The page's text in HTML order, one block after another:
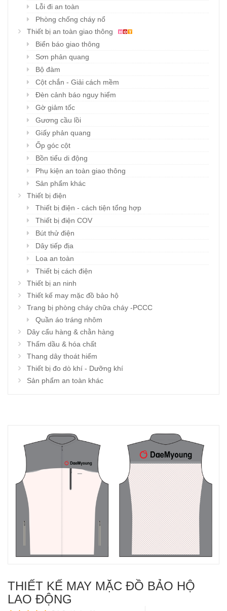
Lỗi đi an toàn
Phòng chống cháy nổ
Thiết bị an toàn giao thông
Biển báo giao thông
Sơn phản quang
Bộ đàm
Cột chắn - Giải cách mềm
Đèn cảnh báo nguy hiểm
Gờ giảm tốc
Gương cầu lồi
Giấy phản quang
Ốp góc cột
Bồn tiểu di động
Phụ kiện an toàn giao thông
Sản phẩm khác
Thiết bị điện
Thiết bị điện - cách tiện tổng hợp
Thiết bị điện COV
Bút thử điện
Dây tiếp địa
Loa an toàn
Thiết bị cách điện
Thiết bị an ninh
Thiết kế may mặc đồ bảo hộ
Trang bị phòng cháy chữa cháy -PCCC
Quần áo tráng nhôm
Dây cẩu hàng & chằn hàng
Thấm dầu & hóa chất
Thang dây thoát hiểm
Thiết bị đo dò khí - Dưỡng khí
Sản phẩm an toàn khác
THIẾT KẾ MAY MẶC ĐỒ BẢO HỘ
LAO ĐỘNG